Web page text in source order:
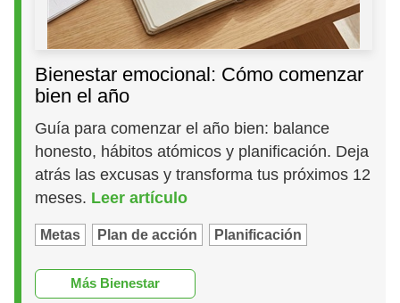
Bienestar emocional: Cómo comenzar
bien el año
Guía para comenzar el año bien: balance
honesto, hábitos atómicos y planificación. Deja
atrás las excusas y transforma tus próximos 12
meses. Leer artículo
Metas Plan de acción Planificación
Más Bienestar